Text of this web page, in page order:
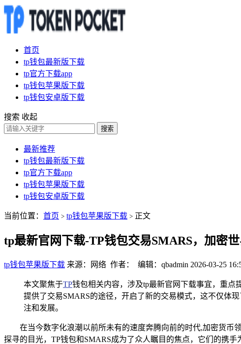
首页
tp钱包最新版下载
tp官方下载app
tp钱包苹果版下载
tp钱包安卓版下载
搜索 收起
搜索
最新推荐
tp钱包最新版下载
tp官方下载app
tp钱包苹果版下载
tp钱包安卓版下载
当前位置： 首页 > tp钱包苹果版下载 > 正文
tp最新官网下载-TP钱包交易SMARS，加密
tp钱包苹果版下载 来源：网络 作者： 编辑：qbadmin 2026-03-25
本文聚焦于TP钱包相关内容，涉及tp最新官网下载事宜，重点
提供了交易SMARS的途径，开启了新的交易模式，这不仅体
注和发展。
在当今数字化浪潮以前所未有的速度奔腾向前的时代,加密货币
探寻的目光，TP钱包和SMARS成为了众人瞩目的焦点，它们的携